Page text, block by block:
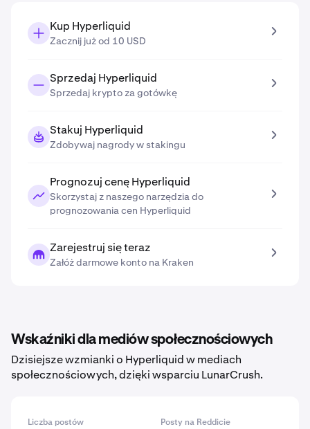
Kup Hyperliquid
Zacznij już od 10 USD
Sprzedaj Hyperliquid
Sprzedaj krypto za gotówkę
Stakuj Hyperliquid
Zdobywaj nagrody w stakingu
Prognozuj cenę Hyperliquid
Skorzystaj z naszego narzędzia do
prognozowania cen Hyperliquid
Zarejestruj się teraz
Załóż darmowe konto na Kraken
Wskaźniki dla mediów społecznościowych
Dzisiejsze wzmianki o Hyperliquid w mediach
społecznościowych, dzięki wsparciu LunarCrush.
Liczba postów Posty na Reddicie